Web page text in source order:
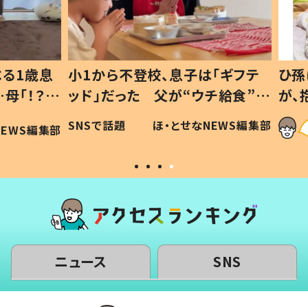
歳息
？」
編集部
小1から不登校、息子は「ギフテ
ッド」だった 父が“ウチ給食”を
作り続ける理由とは #令和の親
#令和の子
SNSで話題 ほ・とせなNEWS編集部
ひ孫
が、抱
「涙が
い」
ニュース SNS